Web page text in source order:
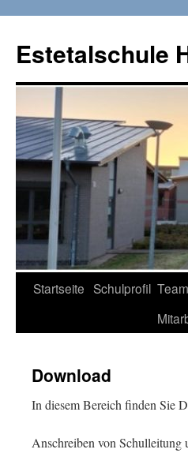
springen
Estetalschule
Startseite Schulprofil
Download
In diesem Bereich finden Sie
Anschreiben von Schulleitung